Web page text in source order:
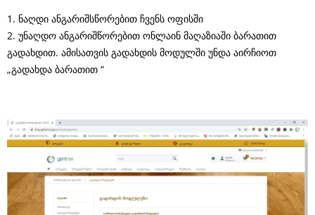
1. ნაღდი ანგარიშსწორებით ჩვენს ოფისში
2. უნაღდო ანგარიშწორებით ონლაინ მაღაზიაში ბარათით
გადახდით. ამისათვის გადახდის მოდულში უნდა აირჩიოთ
„გადახდა ბარათით “